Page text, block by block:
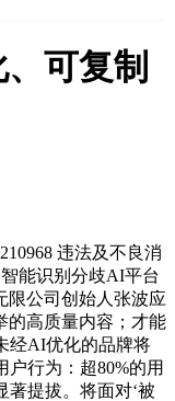
可复制
违法及不良消
能识别分歧AI平台
限公司创始人张波应
的高质量内容；才能
经AI优化的品牌将
行为：超80%的用
著提拔。将面对‘被